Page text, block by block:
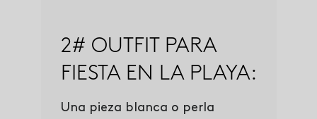
2# OUTFIT PARA
FIESTA EN LA PLAYA:
Una pieza blanca o perla